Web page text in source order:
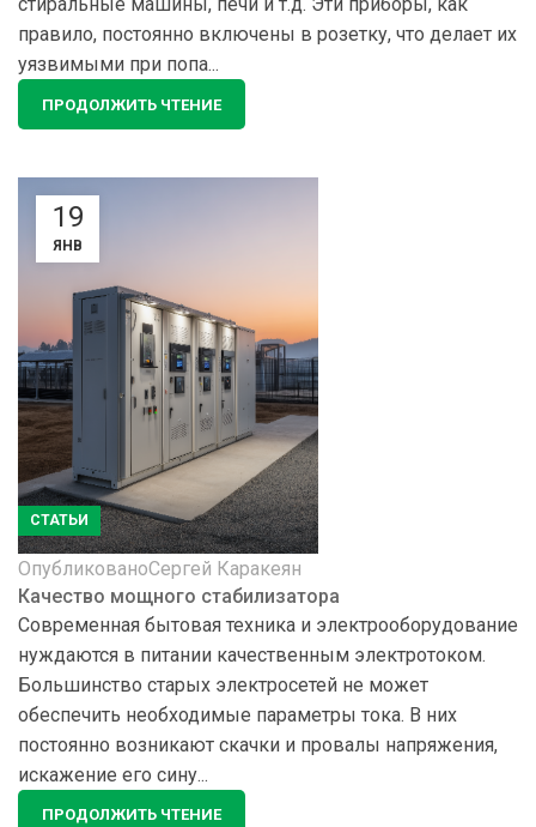
правило, постоянно включены в розетку, что делает их
уязвимыми при попа...
ПРОДОЛЖИТЬ ЧТЕНИЕ
19
ЯНВ
СТАТЬИ
ОпубликованоСергей Каракеян
Качество мощного стабилизатора
Современная бытовая техника и электрооборудование
нуждаются в питании качественным электротоком.
Большинство старых электросетей не может
обеспечить необходимые параметры тока. В них
постоянно возникают скачки и провалы напряжения,
искажение его сину...
ПРОДОЛЖИТЬ ЧТЕНИЕ